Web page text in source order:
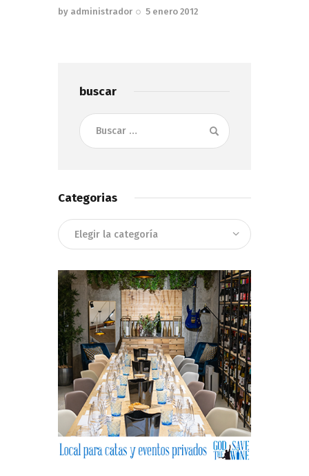
by administrador 5 enero 2012
buscar
Buscar:
Categorias
Categorias